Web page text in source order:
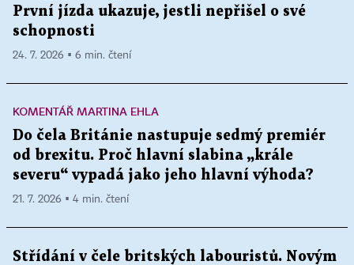
První jízda ukazuje, jestli nepřišel o své
schopnosti
24. 7. 2026 ▪ 6 min. čtení
KOMENTÁŘ MARTINA EHLA
Do čela Británie nastupuje sedmý premiér
od brexitu. Proč hlavní slabina „krále
severu“ vypadá jako jeho hlavní výhoda?
21. 7. 2026 ▪ 4 min. čtení
Střídání v čele britských labouristů. Novým